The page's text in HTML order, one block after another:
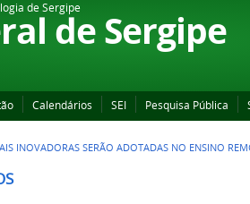
de Sergipe
de Sergipe
Calendários SEI Pesquisa Pública
INOVADORAS SERÃO ADOTADAS NO ENSINO